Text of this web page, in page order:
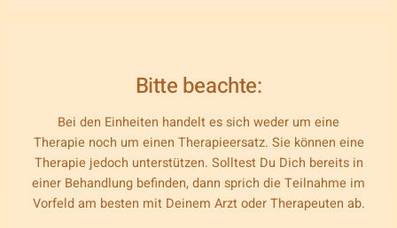
Bitte beachte:
Bei den Einheiten handelt es sich weder um eine
Therapie noch um einen Therapieersatz. Sie können eine
Therapie jedoch unterstützen. Solltest Du Dich bereits in
einer Behandlung befinden, dann sprich die Teilnahme im
Vorfeld am besten mit Deinem Arzt oder Therapeuten ab.